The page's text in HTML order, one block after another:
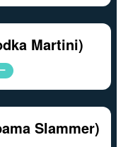
Martini)
Slammer)